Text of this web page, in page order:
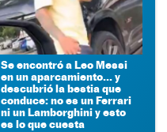
Se encontró a Leo Messi
en un aparcamiento... y
descubrió la bestia que
conduce: no es un Ferrari
ni un Lamborghini y esto
es lo que cuesta